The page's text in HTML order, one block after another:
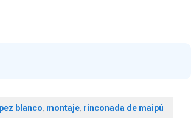
blanco, montaje, rinconada de maipú